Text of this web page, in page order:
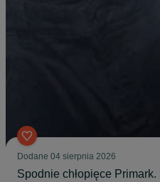
Dodane 04 sierpnia 2026
Spodnie chłopięce